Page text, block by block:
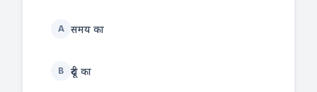
A समय का
B दूरी का